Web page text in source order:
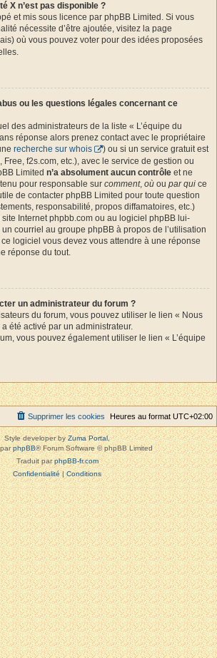
X n’est pas disponible ?
et mis sous licence par phpBB Limited. Si vous
nécessite d’être ajoutée, visitez la page
où vous pouvez voter pour des idées proposées
ou les questions légales concernant ce
des administrateurs de la liste « L’équipe du
réponse alors prenez contact avec le propriétaire
recherche sur whois
) ou si un service gratuit est
Free, f2s.com, etc.), avec le service de gestion ou
Limited n’a absolument aucun contrôle et ne
pour responsable sur comment, où ou par qui ce
de contacter phpBB Limited pour toute question
responsabilité, propos diffamatoires, etc.)
site Internet phpbb.com ou au logiciel phpBB lui-
courriel au groupe phpBB à propos de l’utilisation
logiciel vous devez vous attendre à une réponse
réponse du tout.
un administrateur du forum ?
du forum, vous pouvez utiliser le lien « Nous
été activé par un administrateur.
vous pouvez également utiliser le lien « L’équipe
Heures au format UTC+02:00
Supprimer les cookies
Style developer byZuma Portal,
parphpBB® Forum Software © phpBB Limited
Traduit parphpBB-fr.com
Confidentialité|Conditions